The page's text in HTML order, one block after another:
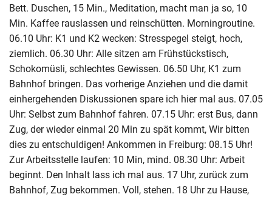
Bett. Duschen, 15 Min., Meditation, macht man ja so, 10
Min. Kaffee rauslassen und reinschütten. Morningroutine.
06.10 Uhr: K1 und K2 wecken: Stresspegel steigt, hoch,
ziemlich. 06.30 Uhr: Alle sitzen am Frühstückstisch,
Schokomüsli, schlechtes Gewissen. 06.50 Uhr, K1 zum
Bahnhof bringen. Das vorherige Anziehen und die damit
einhergehenden Diskussionen spare ich hier mal aus. 07.05
Uhr: Selbst zum Bahnhof fahren. 07.15 Uhr: erst Bus, dann
Zug, der wieder einmal 20 Min zu spät kommt, Wir bitten
dies zu entschuldigen! Ankommen in Freiburg: 08.15 Uhr!
Zur Arbeitsstelle laufen: 10 Min, mind. 08.30 Uhr: Arbeit
beginnt. Den Inhalt lass ich mal aus. 17 Uhr, zurück zum
Bahnhof, Zug bekommen. Voll, stehen. 18 Uhr zu Hause,